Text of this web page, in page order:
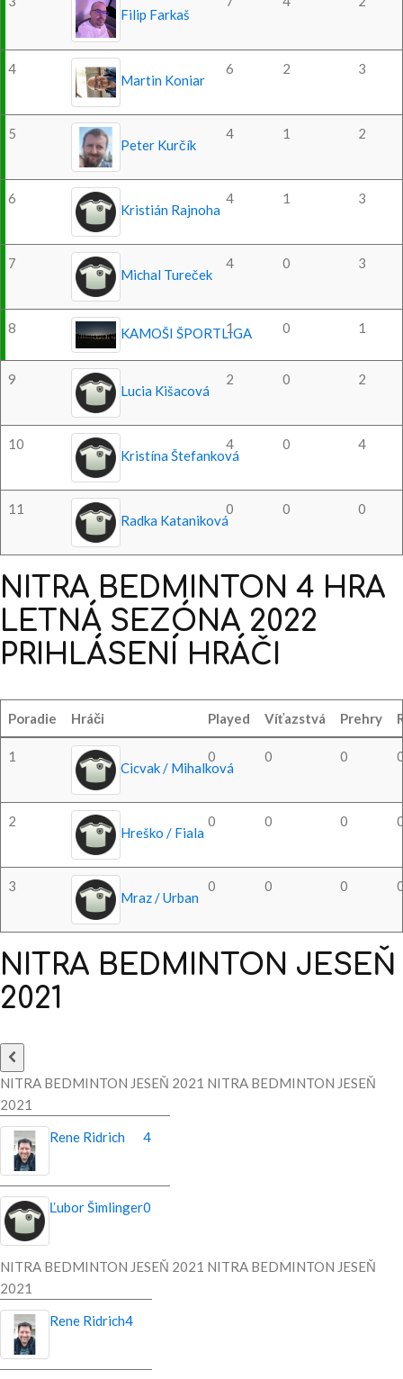
Filip Farkaš
4
Martin Koniar
6 2 3
5
Peter Kurčík
4 1 2
6
Kristián Rajnoha
4 1 3
7
Michal Tureček
4 0 3
8 KAMOŠI ŠPORTLIGA
1 0 1
9
Lucia Kišacová
2 0 2
10
Kristína Štefanková
4 0 4
11
Radka Kataniková
0 0 0
NITRA BEDMINTON 4 HRA
LETNÁ SEZÓNA 2022
PRIHLÁSENÍ HRÁČI
Poradie Hráči Played Víťazstvá Prehry
1
Cicvak / Mihalková
0 0 0
2
Hreško / Fiala
0 0 0
3
Mraz / Urban
0 0 0
NITRA BEDMINTON JESEŇ
2021
NITRA BEDMINTON JESEŇ 2021 NITRA BEDMINTON JESEŇ
2021
Rene Ridrich
4
Ľubor Šimlinger0
NITRA BEDMINTON JESEŇ 2021 NITRA BEDMINTON JESEŇ
2021
Rene Ridrich4